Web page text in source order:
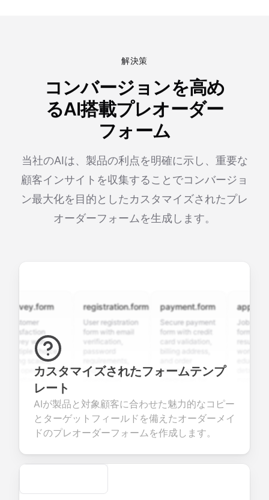
解決策
コンバージョンを高め
るAI搭載プレオーダー
フォーム
当社のAIは、製品の利点を明確に示し、重要な
顧客インサイトを収集することでコンバージョ
ン最大化を目的としたカスタマイズされたプレ
オーダーフォームを生成します。
with
choice,
open-ended
valuable
about
products or
registration.form
User registration
form with email
verification,
and profile
information
seamless
account
creation.
payment.form
Secure payment
form with credit
card validation,
summary
integration for
commerce
transactions.
Job
form with
resume
details, and
questions for
efficient
candidate
カスタマイズされたフォームテンプ
レート
AIが製品と対象顧客に合わせた魅力的なコピー
とターゲットフィールドを備えたオーダーメイ
ドのプレオーダーフォームを作成します。
Secure